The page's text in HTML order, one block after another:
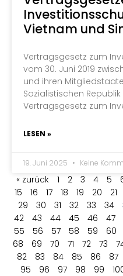
Vietnam und
Vertragsgesetz zum
vom 30. Juni 2019
und ihren
Sozialistischen
Vertragsgesetz zum
LESEN »
19. Juni 2025 Keine
« zurück 1 2 3 4 5
15
16 17 18 19 20 21
29
30 31 32 33 34
42
43 44 45 46 47
55
56 57 58 59 60
68
69 70 71 72 73
82
83 84 85 86 87
95
96 97 98 99